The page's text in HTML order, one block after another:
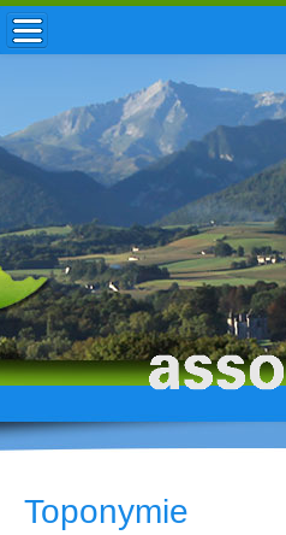
ACCUEIL / INFOS
MUNICIPALITÉ
VIE LOCALE
ENFANCE
TOURISME
HISTOIRE
Toponymie